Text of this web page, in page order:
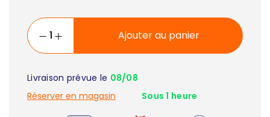
Ajouter au panier
Livraison prévue le 08/08
Réserver en magasin
Sous 1 heure